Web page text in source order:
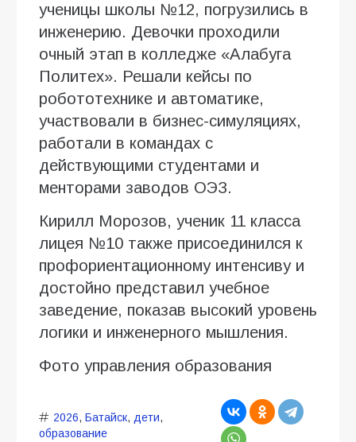
ученицы школы №12, погрузились в
инженерию. Девочки проходили
очный этап в колледже «Алабуга
Политех». Решали кейсы по
робототехнике и автоматике,
участвовали в бизнес-симуляциях,
работали в командах с
действующими студентами и
менторами заводов ОЭЗ.
Кирилл Морозов, ученик 11 класса
лицея №10 также присоединился к
профориентационному интенсиву и
достойно представил учебное
заведение, показав высокий уровень
логики и инженерного мышления.
Фото управления образования
2026, Батайск, дети,
образование